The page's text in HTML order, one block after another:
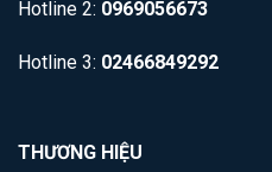
Hotline 2: 0969056673
Hotline 3: 02466849292
THƯƠNG HIỆU